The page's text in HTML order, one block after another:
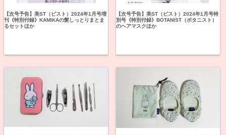
【次号予告】美ST（ビスト）2024年1月号増
刊《特別付録》KAMIKAの髪しっとりまとま
るセットほか
【次号予告】美ST（ビスト）2024年1月号特
別号《特別付録》BOTANIST（ボタニスト）
のヘアマスクほか